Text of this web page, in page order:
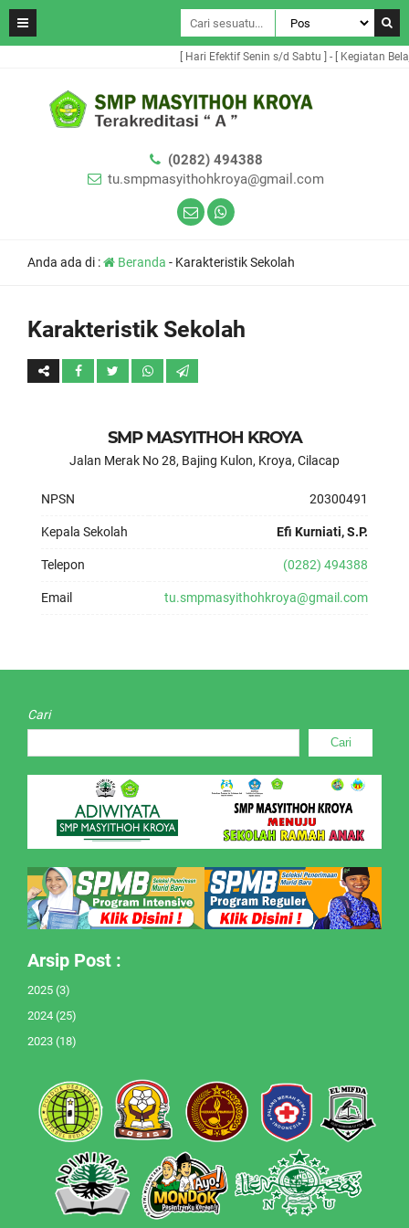
[ Hari Efektif Senin s/d Sabtu ] - [ Kegiatan
(0282) 494388
tu.smpmasyithohkroya@gmail.com
Anda ada di : Beranda - Karakteristik Sekolah
Karakteristik Sekolah
SMP MASYITHOH KROYA
Jalan Merak No 28, Bajing Kulon, Kroya, Cilacap
NPSN 20300491
Kepala Sekolah Efi Kurniati, S.P.
Telepon (0282) 494388
Email tu.smpmasyithohkroya@gmail.com
Cari
Cari
Arsip Post :
2025 (3)
2024 (25)
2023 (18)